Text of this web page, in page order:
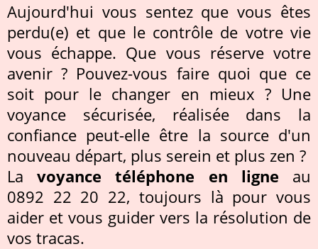
Aujourd'hui vous sentez que vous êtes
perdu(e) et que le contrôle de votre vie
vous échappe. Que vous réserve votre
avenir ? Pouvez-vous faire quoi que ce
soit pour le changer en mieux ? Une
voyance sécurisée, réalisée dans la
confiance peut-elle être la source d'un
nouveau départ, plus serein et plus zen ?
Lavoyance téléphone en ligne au
0892 22 20 22, toujours là pour vous
aider et vous guider vers la résolution de
vos tracas.